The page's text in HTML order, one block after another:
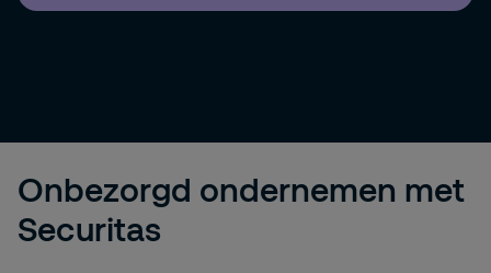
Onbezorgd ondernemen met
Securitas